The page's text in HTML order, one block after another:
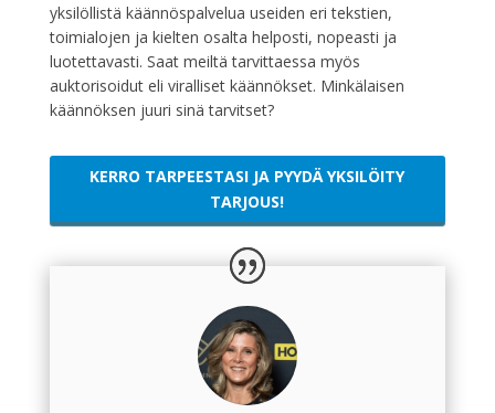
yksilöllistä käännöspalvelua useiden eri tekstien,
toimialojen ja kielten osalta helposti, nopeasti ja
luotettavasti. Saat meiltä tarvittaessa myös
auktorisoidut eli viralliset käännökset. Minkälaisen
käännöksen juuri sinä tarvitset?
KERRO TARPEESTASI JA PYYDÄ YKSILÖITY
TARJOUS!